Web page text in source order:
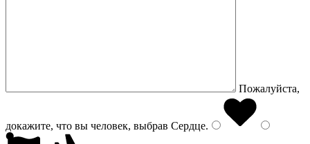
Пожалуйста,
докажите, что вы человек, выбрав Сердце.